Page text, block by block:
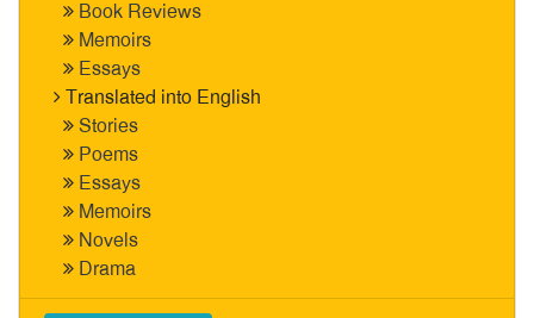
Book Reviews
Memoirs
Essays
Translated into English
Stories
Poems
Essays
Memoirs
Novels
Drama